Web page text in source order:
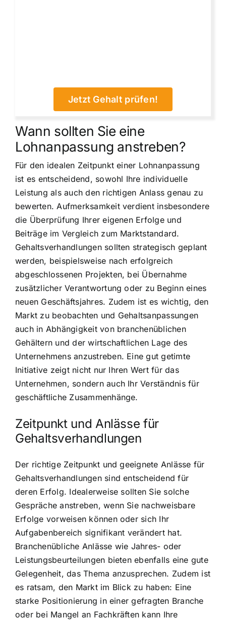
Jetzt Gehalt prüfen!
Wann sollten Sie eine
Lohnanpassung anstreben?
Für den idealen Zeitpunkt einer Lohnanpassung
ist es entscheidend, sowohl Ihre individuelle
Leistung als auch den richtigen Anlass genau zu
bewerten. Aufmerksamkeit verdient insbesondere
die Überprüfung Ihrer eigenen Erfolge und
Beiträge im Vergleich zum Marktstandard.
Gehaltsverhandlungen sollten strategisch geplant
werden, beispielsweise nach erfolgreich
abgeschlossenen Projekten, bei Übernahme
zusätzlicher Verantwortung oder zu Beginn eines
neuen Geschäftsjahres. Zudem ist es wichtig, den
Markt zu beobachten und Gehaltsanpassungen
auch in Abhängigkeit von branchenüblichen
Gehältern und der wirtschaftlichen Lage des
Unternehmens anzustreben. Eine gut getimte
Initiative zeigt nicht nur Ihren Wert für das
Unternehmen, sondern auch Ihr Verständnis für
geschäftliche Zusammenhänge.
Zeitpunkt und Anlässe für
Gehaltsverhandlungen
Der richtige Zeitpunkt und geeignete Anlässe für
Gehaltsverhandlungen sind entscheidend für
deren Erfolg. Idealerweise sollten Sie solche
Gespräche anstreben, wenn Sie nachweisbare
Erfolge vorweisen können oder sich Ihr
Aufgabenbereich signifikant verändert hat.
Branchenübliche Anlässe wie Jahres- oder
Leistungsbeurteilungen bieten ebenfalls eine gute
Gelegenheit, das Thema anzusprechen. Zudem ist
es ratsam, den Markt im Blick zu haben: Eine
starke Positionierung in einer gefragten Branche
oder bei Mangel an Fachkräften kann Ihre